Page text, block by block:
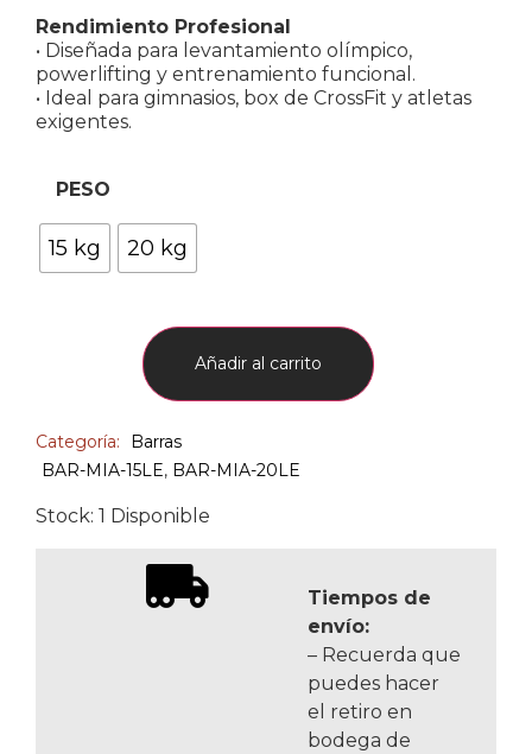
Rendimiento Profesional
• Diseñada para levantamiento olímpico,
powerlifting y entrenamiento funcional.
• Ideal para gimnasios, box de CrossFit y atletas
exigentes.
PESO
15 kg 20 kg
Añadir al carrito
Categoría:
Barras
BAR-MIA-15LE, BAR-MIA-20LE
Stock: 1 Disponible
Tiempos de
envío:
– Recuerda que
puedes hacer
el retiro en
bodega de